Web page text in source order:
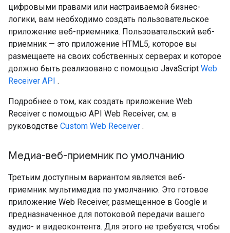
цифровыми правами или настраиваемой бизнес-
логики, вам необходимо создать пользовательское
приложение веб-приемника. Пользовательский веб-
приемник — это приложение HTML5, которое вы
размещаете на своих собственных серверах и которое
должно быть реализовано с помощью JavaScript Web
Receiver API .
Подробнее о том, как создать приложение Web
Receiver с помощью API Web Receiver, см. в
руководстве Custom Web Receiver .
Медиа-веб-приемник по умолчанию
Третьим доступным вариантом является веб-
приемник мультимедиа по умолчанию. Это готовое
приложение Web Receiver, размещенное в Google и
предназначенное для потоковой передачи вашего
аудио- и видеоконтента. Для этого не требуется, чтобы